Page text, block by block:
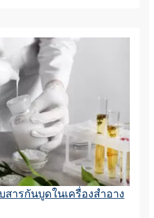
ารกันบูดในเครื่องสำอาง